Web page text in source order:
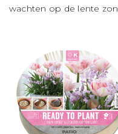
wachten op de lente